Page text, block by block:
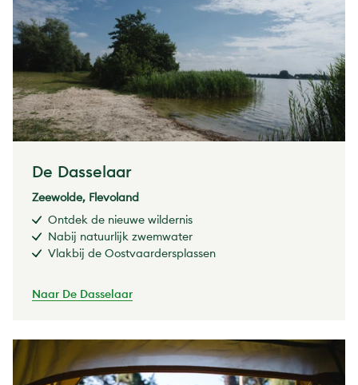
De Dasselaar
Zeewolde, Flevoland
Ontdek de nieuwe wildernis
Nabij natuurlijk zwemwater
Vlakbij de Oostvaardersplassen
Naar De Dasselaar